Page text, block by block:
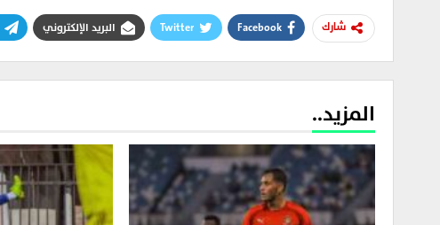
شارك Facebook
Twitter البريد الإلكتروني
المزيد..